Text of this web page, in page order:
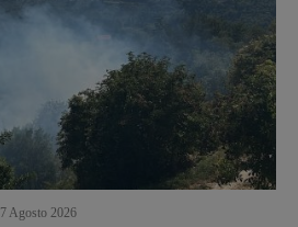
7 Agosto 2026